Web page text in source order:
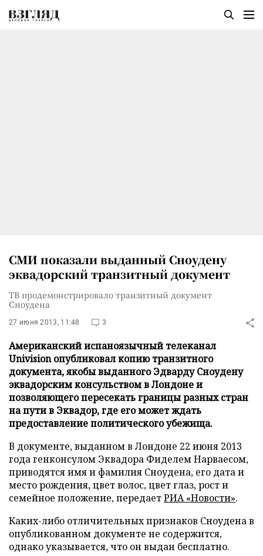
СМИ показали выданный Сноудену
эквадорский транзитный документ
ТВ продемонстрировало транзитный документ
Сноудена
27 июня 2013, 11:48 3
Американский испаноязычный телеканал
Univision опубликовал копию транзитного
документа, якобы выданного Эдварду Сноудену
эквадорским консульством в Лондоне и
позволяющего пересекать границы разных стран
на пути в Эквадор, где его может ждать
предоставление политического убежища.
В документе, выданном в Лондоне 22 июня 2013
года генконсулом Эквадора Фиделем Нарваесом,
приводятся имя и фамилия Сноудена, его дата и
место рождения, цвет волос, цвет глаз, рост и
семейное положение, передаетРИА «Новости».
Каких-либо отличительных признаков Сноудена в
опубликованном документе не содержится,
однако указывается, что он выдан бесплатно.